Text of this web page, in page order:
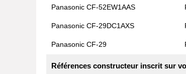
Panasonic CF-52EW1AAS
Panasonic CF-29DC1AXS
Panasonic CF-29
Références constructeur inscrit sur